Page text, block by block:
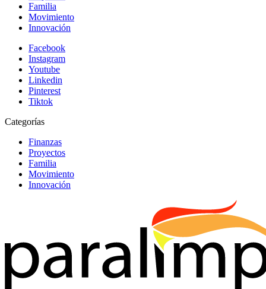
Familia
Movimiento
Innovación
Facebook
Instagram
Youtube
Linkedin
Pinterest
Tiktok
Categorías
Finanzas
Proyectos
Familia
Movimiento
Innovación